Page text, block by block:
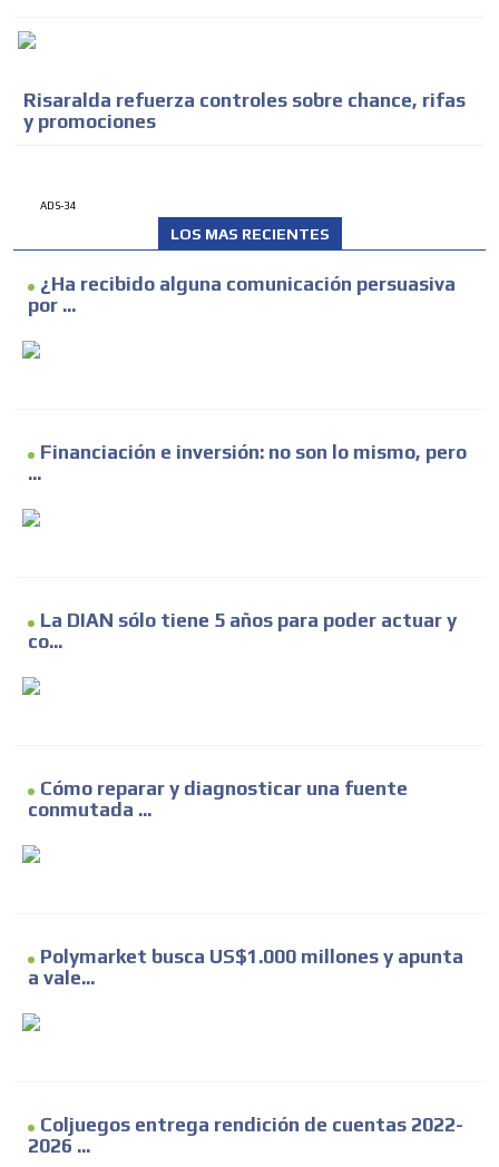
Risaralda refuerza controles sobre chance, rifas
y promociones
ADS-34
LOS MAS RECIENTES
¿Ha recibido alguna comunicación persuasiva
por ...
Financiación e inversión: no son lo mismo, pero
...
La DIAN sólo tiene 5 años para poder actuar y
co...
Cómo reparar y diagnosticar una fuente
conmutada ...
Polymarket busca US$1.000 millones y apunta
a vale...
Coljuegos entrega rendición de cuentas 2022-
2026 ...